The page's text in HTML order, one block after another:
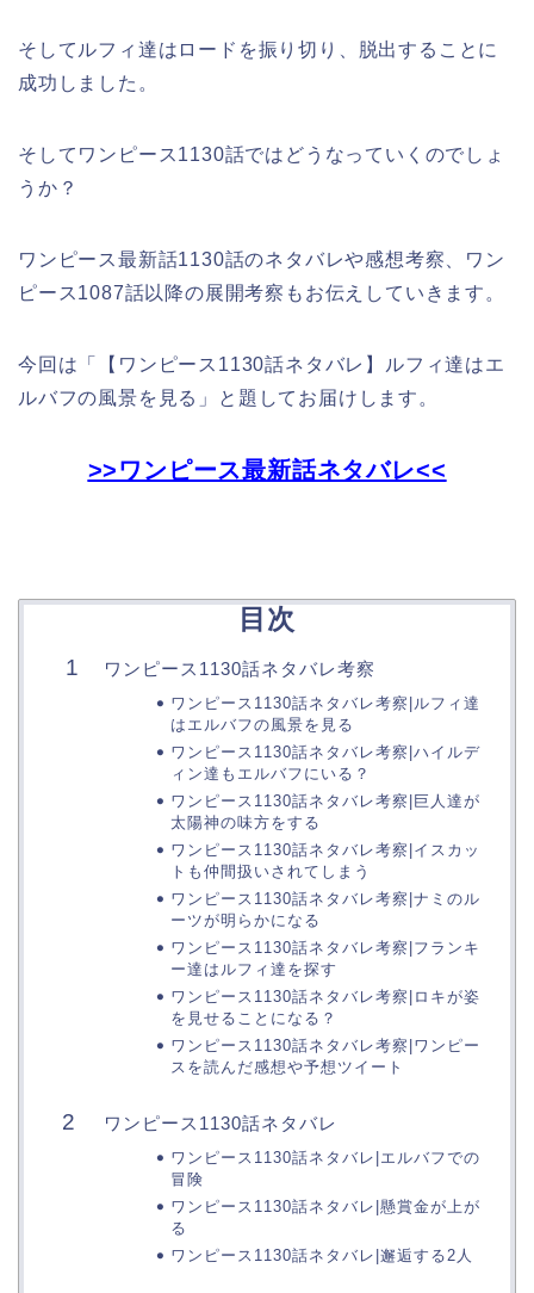
そしてルフィ達はロードを振り切り、脱出することに
成功しました。
そしてワンピース1130話ではどうなっていくのでしょ
うか？
ワンピース最新話1130話のネタバレや感想考察、ワン
ピース1087話以降の展開考察もお伝えしていきます。
今回は「【ワンピース1130話ネタバレ】ルフィ達はエ
ルバフの風景を見る」と題してお届けします。
>>ワンピース最新話ネタバレ<<
目次
ワンピース1130話ネタバレ考察
ワンピース1130話ネタバレ考察|ルフィ達
はエルバフの風景を見る
ワンピース1130話ネタバレ考察|ハイルデ
ィン達もエルバフにいる？
ワンピース1130話ネタバレ考察|巨人達が
太陽神の味方をする
ワンピース1130話ネタバレ考察|イスカッ
トも仲間扱いされてしまう
ワンピース1130話ネタバレ考察|ナミのル
ーツが明らかになる
ワンピース1130話ネタバレ考察|フランキ
ー達はルフィ達を探す
ワンピース1130話ネタバレ考察|ロキが姿
を見せることになる？
ワンピース1130話ネタバレ考察|ワンピー
スを読んだ感想や予想ツイート
ワンピース1130話ネタバレ
ワンピース1130話ネタバレ|エルバフでの
冒険
ワンピース1130話ネタバレ|懸賞金が上が
る
ワンピース1130話ネタバレ|邂逅する2人